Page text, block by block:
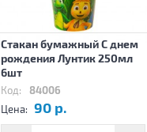
Стакан бумажный С днем
рождения Лунтик 250мл
6шт
Код: 84006
Цена: 90 р.